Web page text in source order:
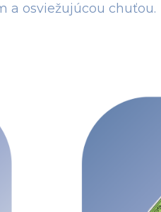
a osviežujúcou chuťou.